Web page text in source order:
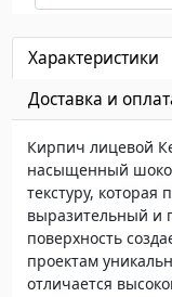
Характеристики
Доставка и
Кирпич лицевой
насыщенный
текстуру, которая
выразительный и
поверхность
проектам
отличается